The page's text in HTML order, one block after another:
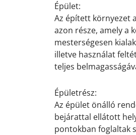
Épület:
Az épített környezet
azon része, amely a
mesterségesen
illetve használat
teljes
Épületrész:
Az épület önálló
bejárattal ellátott
pontokban foglaltak